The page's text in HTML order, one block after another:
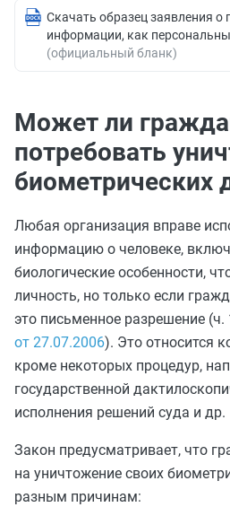
Скачать образец заявления о
информации, как
(официальный бланк)
Может ли
потребовать
биометрических
Любая организация вправе
информацию о человеке,
биологические особенности,
личность, но только если
это письменное разрешение (ч.
от 27.07.2006). Это относится
кроме некоторых процедур,
государственной
исполнения решений суда и др.
Закон предусматривает, что
на уничтожение своих
разным причинам: